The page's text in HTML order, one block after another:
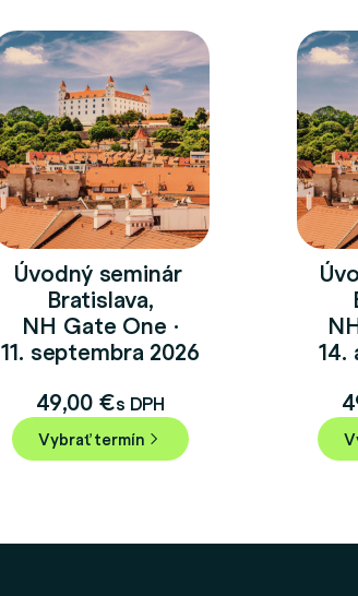
Úvodný seminár
Bratislava,
NH Gate One ·
11. septembra 2026
49,00 €s DPH
Vybrať termín
14.